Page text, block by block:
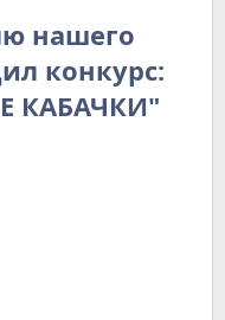
нашего
конкурс: